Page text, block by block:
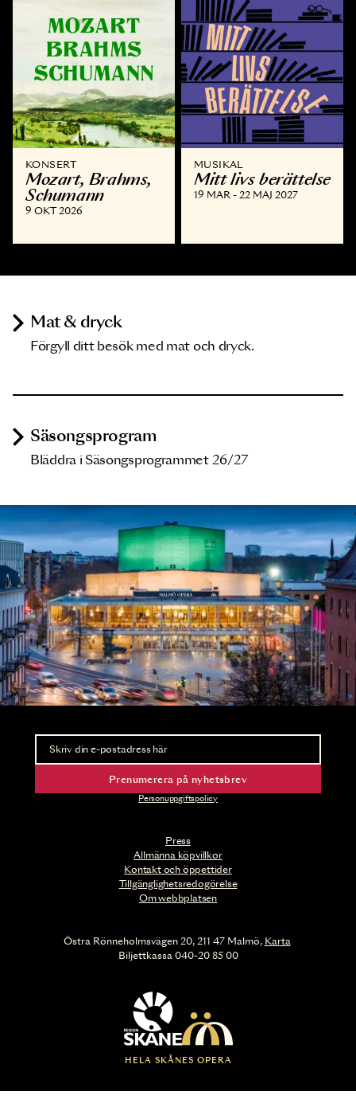
KONSERT
Mozart, Brahms,
Schumann
9 OKT 2026
MUSIKAL
Mitt livs berättelse
19 MAR - 22 MAJ 2027
Mat & dryck
Förgyll ditt besök med mat och dryck.
Säsongsprogram
Bläddra i Säsongsprogrammet 26/27
Press
Allmänna köpvillkor
Kontakt och öppettider
Tillgänglighetsredogörelse
Om webbplatsen
Nyhetsbrev
Ta del av förhandsinformation och biljettsläpp.
Prenumerera på nyhetsbrev
Personuppgiftspolicy
HELA SKÅNES OPERA
Östra Rönneholmsvägen 20, 211 47 Malmö, Karta
Biljettkassa 040-20 85 00